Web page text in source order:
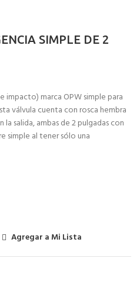
SIMPLE DE 2
impacto) marca OPW simple para
válvula cuenta con rosca hembra
salida, ambas de 2 pulgadas con
simple al tener sólo una
Agregar a Mi Lista